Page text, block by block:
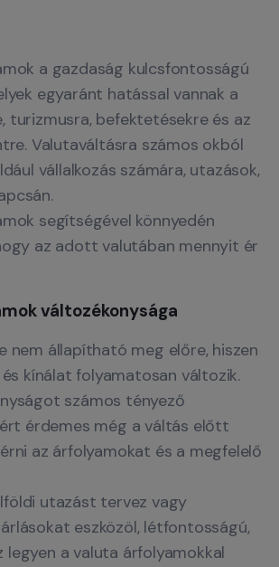
a gazdaság kulcsfontosságú
egyaránt hatással vannak a
turizmusra, befektetésekre és az
Valutaváltásra számos okból
vállalkozás számára, utazások,
segítségével könnyedén
az adott valutában mennyit ér
változékonysága
nem állapítható meg előre, hiszen
kínálat folyamatosan változik.
számos tényező
érdemes még a váltás előtt
az árfolyamokat és a megfelelő
utazást tervez vagy
eszközöl, létfontosságú,
legyen a valuta árfolyamokkal